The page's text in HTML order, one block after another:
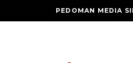
PEDOMAN MEDIA